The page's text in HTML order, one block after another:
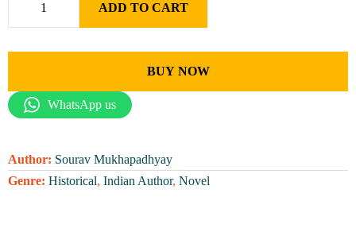
ADD TO CART
BUY NOW
WhatsApp us
Author: Sourav Mukhapadhyay
Genre: Historical, Indian Author, Novel